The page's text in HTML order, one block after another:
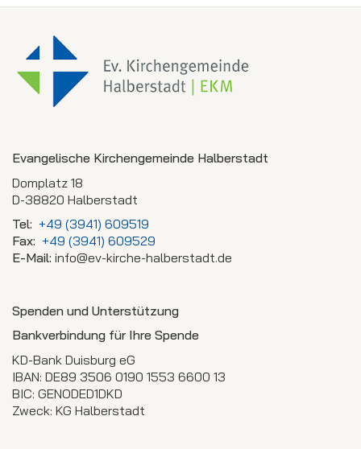
Evangelische Kirchengemeinde Halberstadt
Domplatz 18
D-38820 Halberstadt
Tel: +49 (3941) 609519
Fax: +49 (3941) 609529
E-Mail: info@ev-kirche-halberstadt.de
Spenden und Unterstützung
Bankverbindung für Ihre Spende
KD-Bank Duisburg eG
IBAN: DE89 3506 0190 1553 6600 13
BIC: GENODED1DKD
Zweck: KG Halberstadt